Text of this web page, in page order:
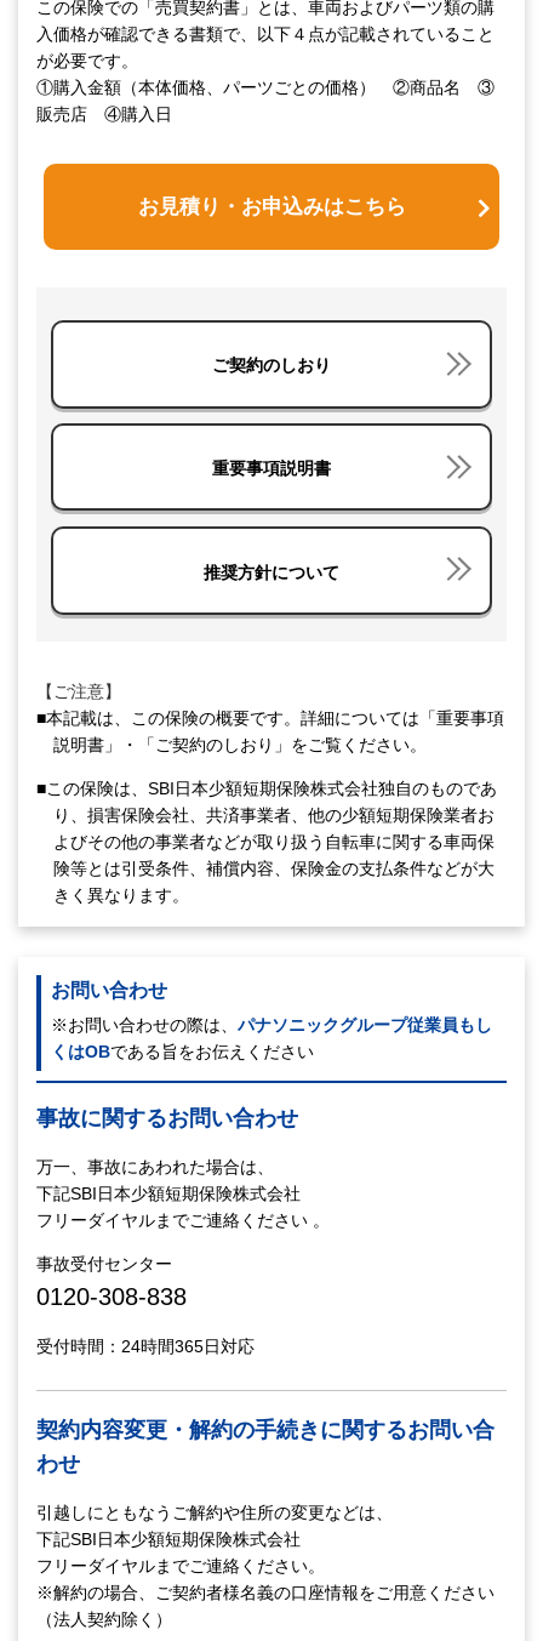
この保険での「売買契約書」とは、車両およびパーツ類の購
入価格が確認できる書類で、以下４点が記載されていること
が必要です。
①購入金額（本体価格、パーツごとの価格） ②商品名 ③
販売店 ④購入日
お見積り・お申込みはこちら
ご契約のしおり
重要事項説明書
推奨方針について
【ご注意】
■本記載は、この保険の概要です。詳細については「重要事項
説明書」・「ご契約のしおり」をご覧ください。
■この保険は、SBI日本少額短期保険株式会社独自のものであ
り、損害保険会社、共済事業者、他の少額短期保険業者お
よびその他の事業者などが取り扱う自転車に関する車両保
険等とは引受条件、補償内容、保険金の支払条件などが大
きく異なります。
お問い合わせ
※お問い合わせの際は、 パナソニックグループ従業員もし
くはOBである旨をお伝えください
事故に関するお問い合わせ
万一、事故にあわれた場合は、
下記SBI日本少額短期保険株式会社
フリーダイヤルまでご連絡ください 。
事故受付センター
0120-308-838
受付時間：24時間365日対応
契約内容変更・解約の手続きに関するお問い合
わせ
引越しにともなうご解約や住所の変更などは、
下記SBI日本少額短期保険株式会社
フリーダイヤルまでご連絡ください。
※解約の場合、ご契約者様名義の口座情報をご用意ください
（法人契約除く）